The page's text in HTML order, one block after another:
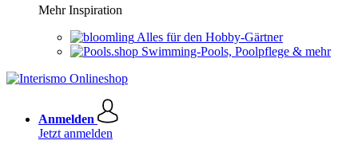
Mehr Inspiration
Alles für den Hobby-Gärtner
Swimming-Pools, Poolpflege & mehr
Anmelden
Jetzt anmelden